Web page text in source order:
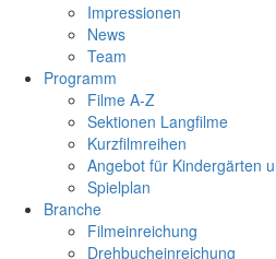
Impressionen
News
Team
Programm
Filme A-Z
Sektionen Langfilme
Kurzfilmreihen
Angebot für Kindergärten
Spielplan
Branche
Filmeinreichung
Drehbucheinreichung